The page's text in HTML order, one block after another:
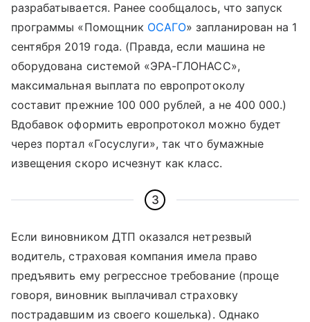
разрабатывается. Ранее сообщалось, что запуск
программы «Помощник ОСАГО» запланирован на 1
сентября 2019 года. (Правда, если машина не
оборудована системой «ЭРА-ГЛОНАСС»,
максимальная выплата по европротоколу
составит прежние 100 000 рублей, а не 400 000.)
Вдобавок оформить европротокол можно будет
через портал «Госуслуги», так что бумажные
извещения скоро исчезнут как класс.
3
Если виновником ДТП оказался нетрезвый
водитель, страховая компания имела право
предъявить ему регрессное требование (проще
говоря, виновник выплачивал страховку
пострадавшим из своего кошелька). Однако